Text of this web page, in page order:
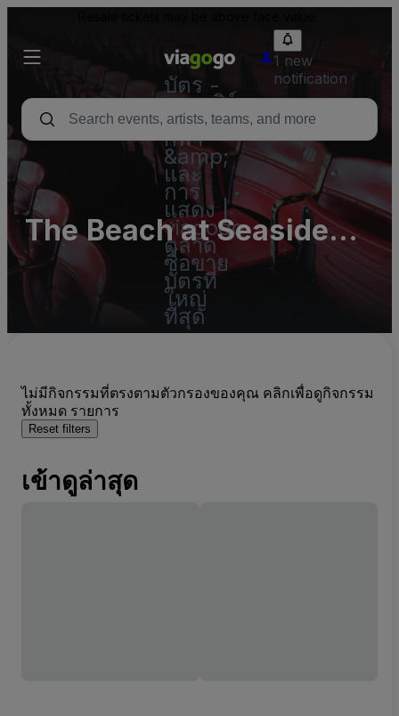
บัตร -
คอนเสิร์ต
บัตร
กีฬา
&amp;
และ
การ
แสดง |
viagogo
ตลาด
ซื้อขาย
บัตรที่
ใหญ่
ที่สุด
1 new
notification
The Beach at Seaside
Heights Parking Lots
ไม่มีกิจกรรมที่ตรงตามตัวกรองของคุณ คลิกเพื่อดูกิจกรรม
ทั้งหมด รายการ
Reset filters
เข้าดูล่าสุด